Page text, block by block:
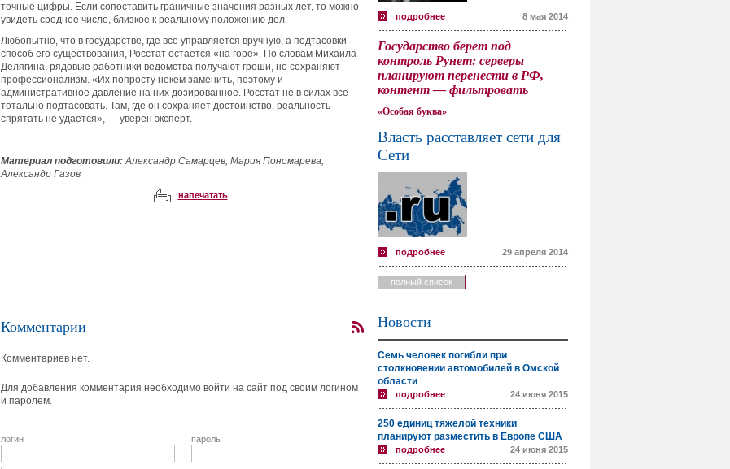
точные цифры. Если сопоставить граничные значения разных лет, то можно
увидеть среднее число, близкое к реальному положению дел.
Любопытно, что в государстве, где все управляется вручную, а подтасовки —
способ его существования, Росстат остается «на горе». По словам Михаила
Делягина, рядовые работники ведомства получают гроши, но сохраняют
профессионализм. «Их попросту некем заменить, поэтому и
административное давление на них дозированное. Росстат не в силах все
тотально подтасовать. Там, где он сохраняет достоинство, реальность
спрятать не удается», — уверен эксперт.
Материал подготовили:Александр Самарцев, Мария Пономарева,
Александр Газов
напечатать
Комментарии
Комментариев нет.
Для добавления комментария необходимо войти на сайт под своим логином
и паролем.
логин пароль
подробнее 8 мая 2014
Государство берет под
контроль Рунет: серверы
планируют перенести в РФ,
контент — фильтровать
«Особая буква»
Власть расставляет сети для
Сети
подробнее 29 апреля 2014
полный список
Новости
Семь человек погибли при
столкновении автомобилей в Омской
области
подробнее 24 июня 2015
250 единиц тяжелой техники
планируют разместить в Европе США
подробнее 24 июня 2015